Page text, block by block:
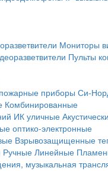
Мониторы
Пульты
приборы Си-
Комбинированные
ИК уличные
оптико-электронные
Взрывозащищенные
Ручные Линейные
музыкальная